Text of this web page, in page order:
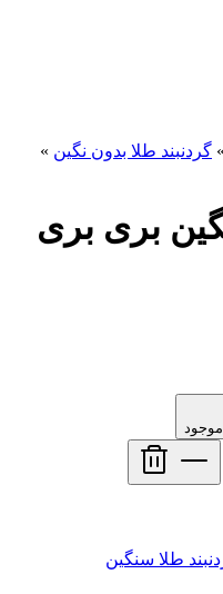
» گردنبند طلا بدون نگین »
بری بری
طلا سنگین